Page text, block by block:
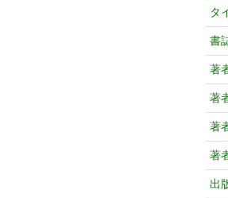
タ
書
著
著
著
著
出